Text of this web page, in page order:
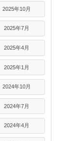
2025年10月
2025年7月
2025年4月
2025年1月
2024年10月
2024年7月
2024年4月